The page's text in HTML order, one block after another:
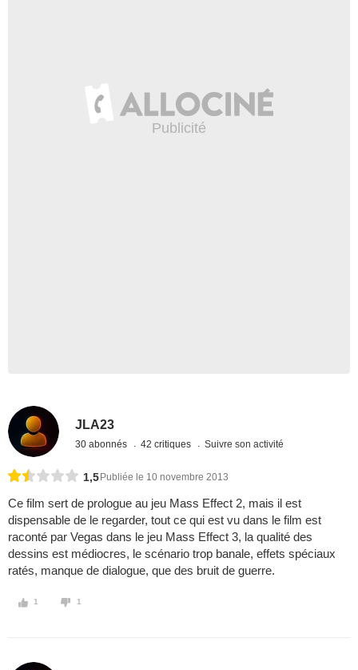
JLA23
30 abonnés 42 critiques Suivre son activité
1,5 Publiée le 10 novembre 2013
Ce film sert de prologue au jeu Mass Effect 2, mais il est
dispensable de le regarder, tout ce qui est vu dans le film est
raconté par Vegas dans le jeu Mass Effect 3, la qualité des
dessins est médiocres, le scénario trop banale, effets spéciaux
ratés, manque de dialogue, que des bruit de guerre.
1 1